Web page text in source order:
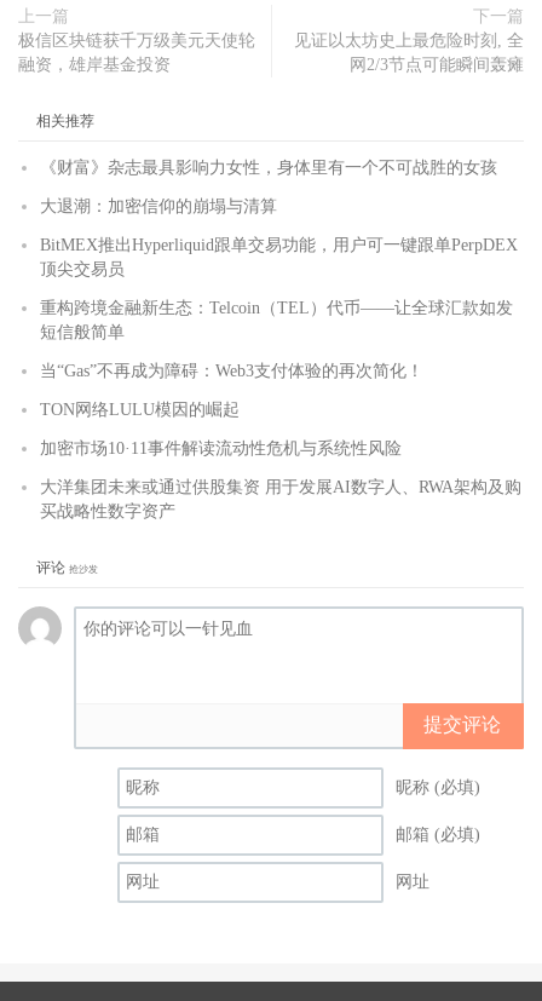
上一篇
极信区块链获千万级美元天使轮
融资，雄岸基金投资
下一篇
见证以太坊史上最危险时刻, 全
网2/3节点可能瞬间轰瘫
相关推荐
《财富》杂志最具影响力女性，身体里有一个不可战胜的女孩
大退潮：加密信仰的崩塌与清算
BitMEX推出Hyperliquid跟单交易功能，用户可一键跟单PerpDEX
顶尖交易员
重构跨境金融新生态：Telcoin（TEL）代币——让全球汇款如发
短信般简单
当“Gas”不再成为障碍：Web3支付体验的再次简化！
TON网络LULU模因的崛起
加密市场10·11事件解读流动性危机与系统性风险
大洋集团未来或通过供股集资 用于发展AI数字人、RWA架构及购
买战略性数字资产
评论 抢沙发
提交评论
昵称 (必填)
邮箱 (必填)
网址